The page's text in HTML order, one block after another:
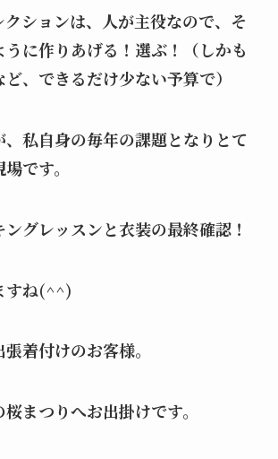
クションは、人が主役なので、そ
に作りあげる！選ぶ！（しかも
、できるだけ少ない予算で）
、私自身の毎年の課題となりとて
です。
グレッスンと衣装の最終確認！
すね(^^)
着付けのお客様。
まつりへお出掛けです。